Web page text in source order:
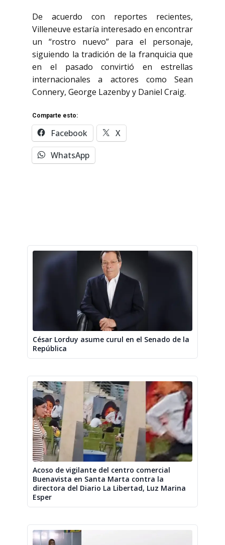
De acuerdo con reportes recientes,
Villeneuve estaría interesado en encontrar
un “rostro nuevo” para el personaje,
siguiendo la tradición de la franquicia que
en el pasado convirtió en estrellas
internacionales a actores como Sean
Connery, George Lazenbyy Daniel Craig.
Comparte esto:
Facebook
X
WhatsApp
César Lorduy asume curul en el Senado de la
República
Acoso de vigilante del centro comercial
Buenavista en Santa Marta contra la
directora del Diario La Libertad, Luz Marina
Esper